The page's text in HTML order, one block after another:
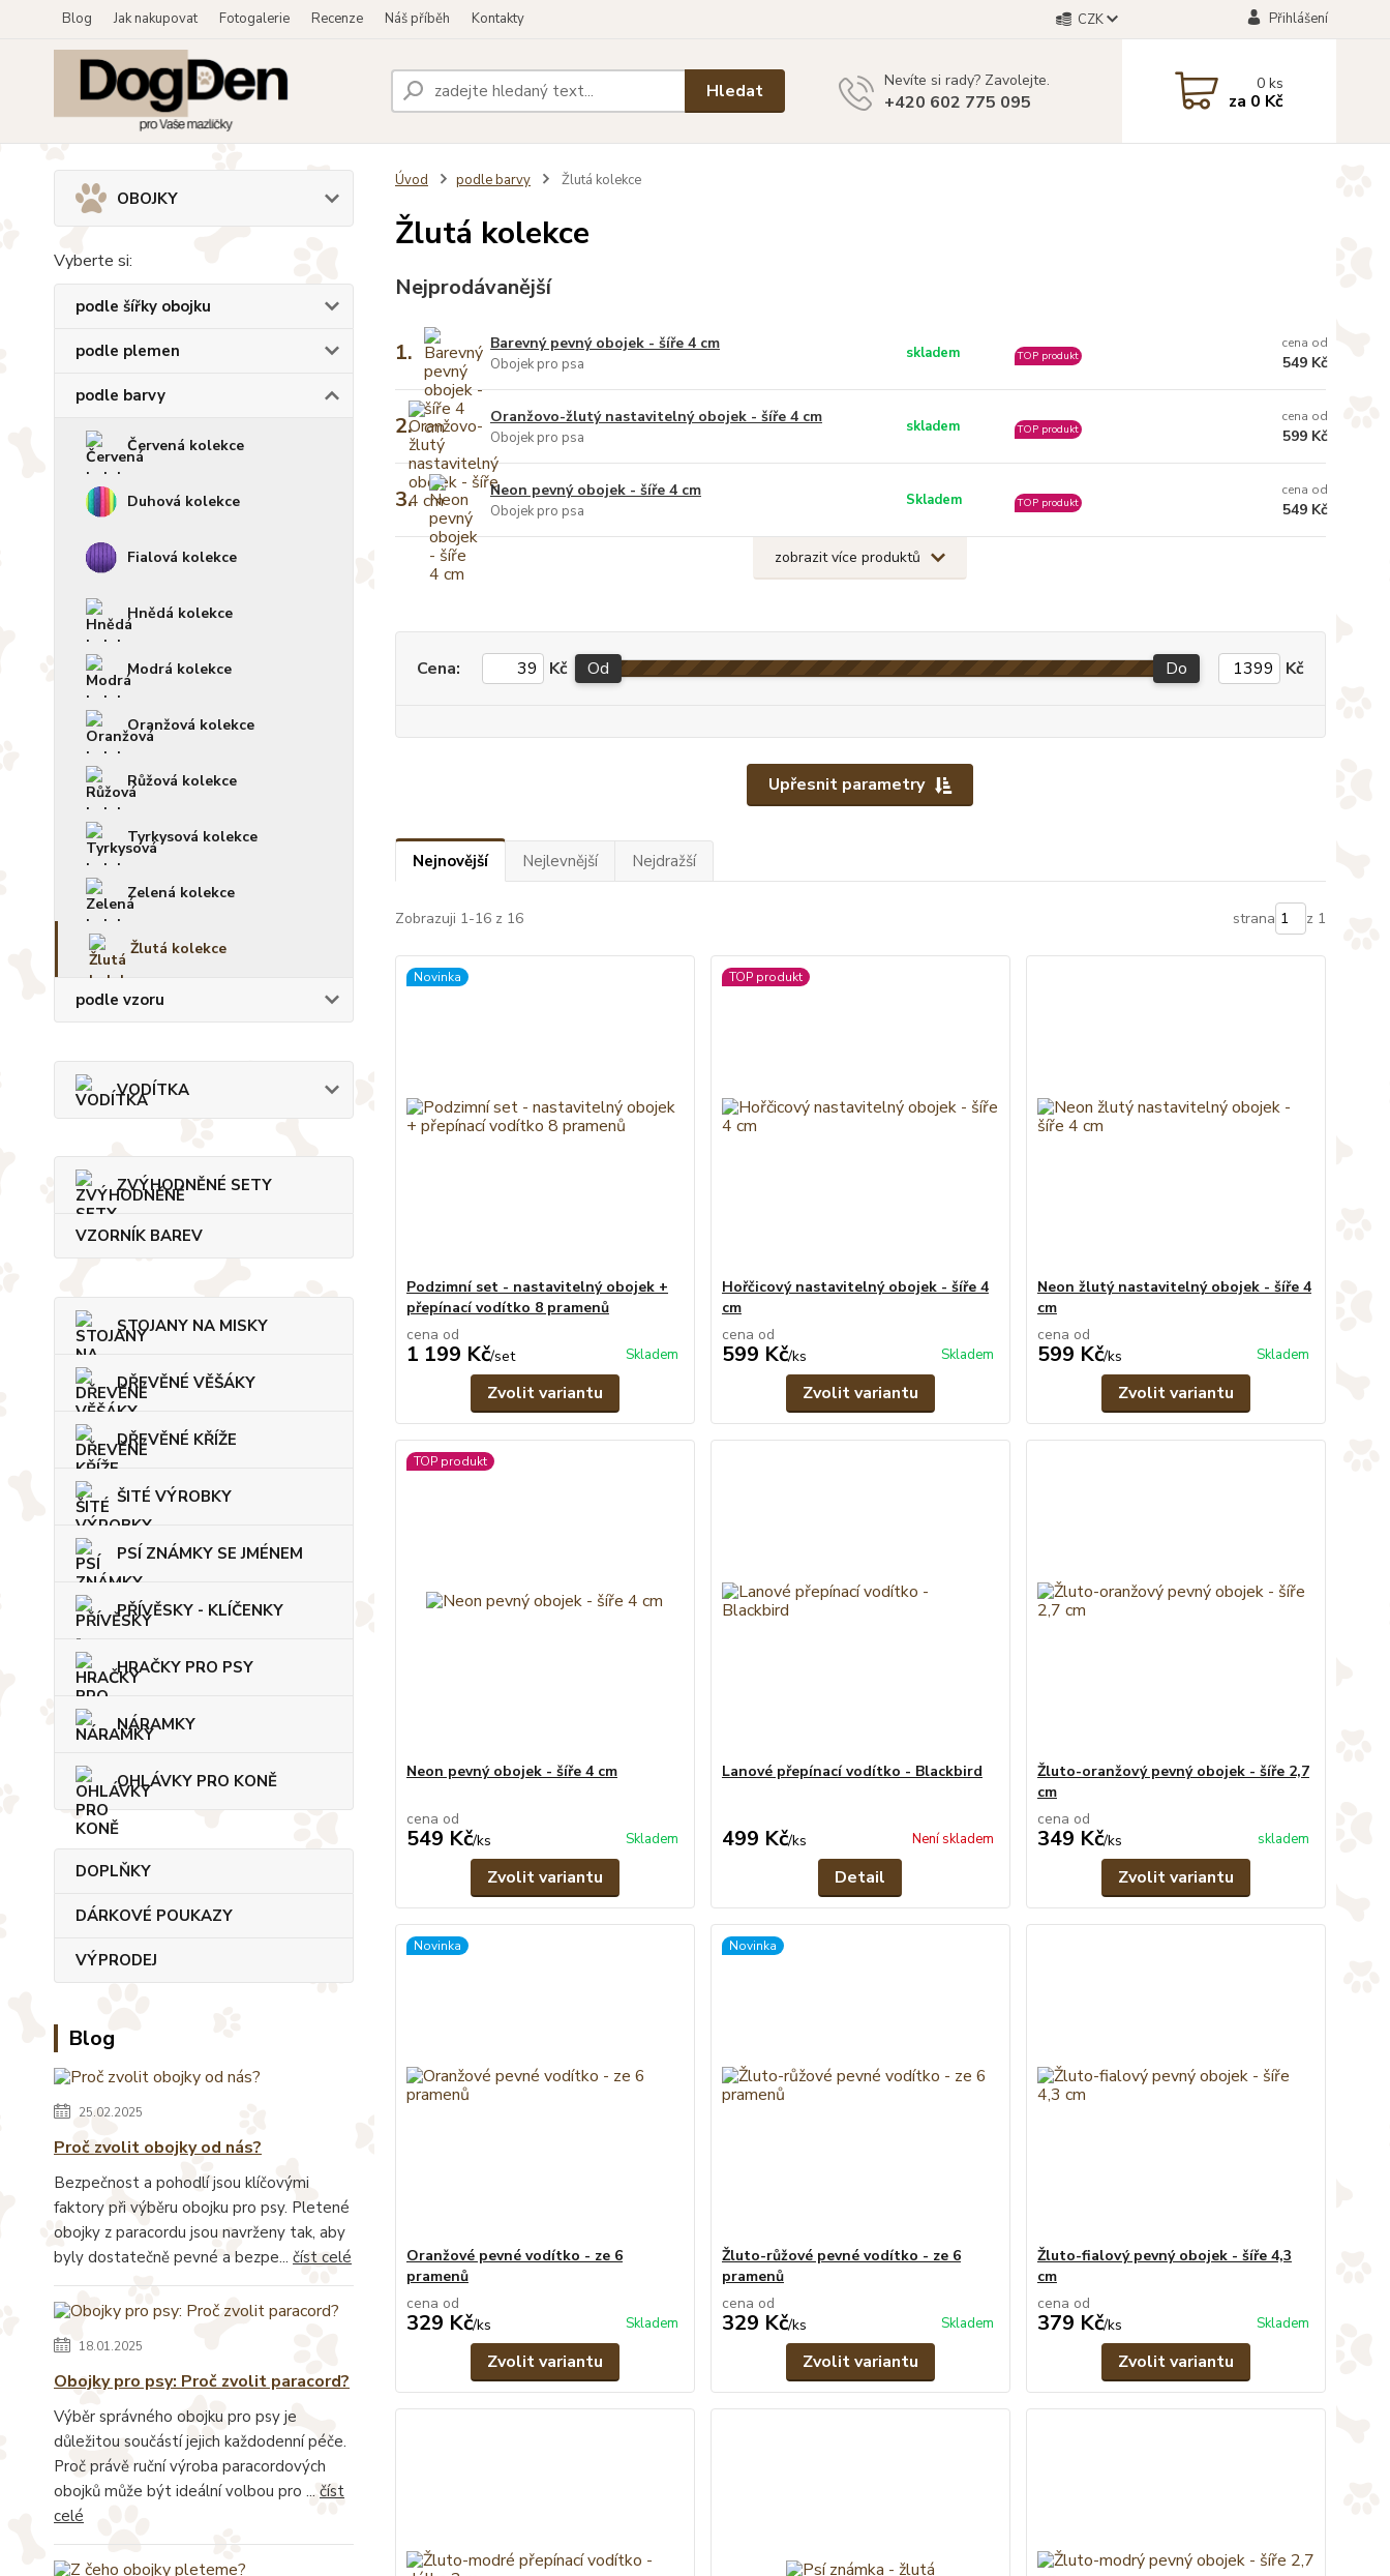
Blog Jak nakupovat Fotogalerie Recenze Náš příběh Kontakty CZK Přihlášení
Hledat Nevíte si rady? Zavolejte.
+420 602 775 095
0ks
za 0 Kč
OBOJKY
Vyberte si:
podle šířky obojku
podle plemen
podle barvy
Červená kolekce
Duhová kolekce
Fialová kolekce
Hnědá kolekce
Modrá kolekce
Oranžová kolekce
Růžová kolekce
Tyrkysová kolekce
Zelená kolekce
Žlutá kolekce
podle vzoru
VODÍTKA
ZVÝHODNĚNÉ SETY
VZORNÍK BAREV
STOJANY NA MISKY
DŘEVĚNÉ VĚŠÁKY
DŘEVĚNÉ KŘÍŽE
ŠITÉ VÝROBKY
PSÍ ZNÁMKY SE JMÉNEM
PŘÍVĚSKY - KLÍČENKY
HRAČKY PRO PSY
NÁRAMKY
OHLÁVKY PRO KONĚ
DOPLŇKY
DÁRKOVÉ POUKAZY
VÝPRODEJ
Blog
25.02.2025
Proč zvolit obojky od nás?
Bezpečnost a pohodlí jsou klíčovými
faktory při výběru obojku pro psy. Pletené
obojky z paracordu jsou navrženy tak, aby
byly dostatečně pevné a bezpe... číst celé
18.01.2025
Obojky pro psy: Proč zvolit paracord?
Výběr správného obojku pro psy je
důležitou součástí jejich každodenní péče.
Proč právě ruční výroba paracordových
obojků může být ideální volbou pro ... číst
celé
Úvod podle barvy Žlutá kolekce
Žlutá kolekce
Nejprodávanější
1. Barevný pevný obojek - šíře 4 cm
Obojek pro psa
skladem TOP produkt
cena od
549 Kč
2. Oranžovo-žlutý nastavitelný obojek - šíře 4 cm
Obojek pro psa
skladem TOP produkt
cena od
599 Kč
3. Neon pevný obojek - šíře 4 cm
Obojek pro psa
Skladem TOP produkt
cena od
549 Kč
zobrazit více produktů
Upřesnit parametry
Cena: Kč Od Do Kč
Nejnovější Nejlevnější Nejdražší
Zobrazuji 1-16 z 16 strana z 1
Novinka
Podzimní set - nastavitelný obojek +
přepínací vodítko 8 pramenů
cena od
1 199 Kč/set Skladem
Zvolit variantu
TOP produkt
Hořčicový nastavitelný obojek - šíře 4
cm
cena od
599 Kč/ks Skladem
Zvolit variantu
Neon žlutý nastavitelný obojek - šíře 4
cm
cena od
599 Kč/ks Skladem
Zvolit variantu
TOP produkt
Neon pevný obojek - šíře 4 cm
cena od
549 Kč/ks Skladem
Zvolit variantu
Lanové přepínací vodítko - Blackbird
499 Kč/ks Není skladem
Detail
Žluto-oranžový pevný obojek - šíře 2,7
cm
cena od
349 Kč/ks skladem
Zvolit variantu
Novinka
Oranžové pevné vodítko - ze 6
pramenů
cena od
329 Kč/ks Skladem
Zvolit variantu
Novinka
Žluto-růžové pevné vodítko - ze 6
pramenů
cena od
329 Kč/ks Skladem
Zvolit variantu
Žluto-fialový pevný obojek - šíře 4,3
cm
cena od
379 Kč/ks Skladem
Zvolit variantu